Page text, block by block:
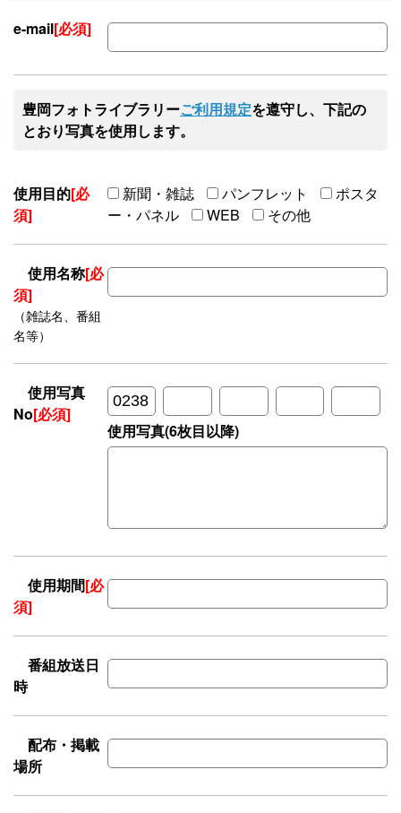
e-mail[必須]
豊岡フォトライブラリーご利用規定を遵守し、下記の
とおり写真を使用します。
使用目的[必
須]
新聞・雑誌 パンフレット
ポスタ
ー・パネル
WEB その他
使用名称[必
須]
（雑誌名、番組
名等）
使用写真
No[必須]
使用写真(6枚目以降)
使用期間[必
須]
番組放送日
時
配布・掲載
場所